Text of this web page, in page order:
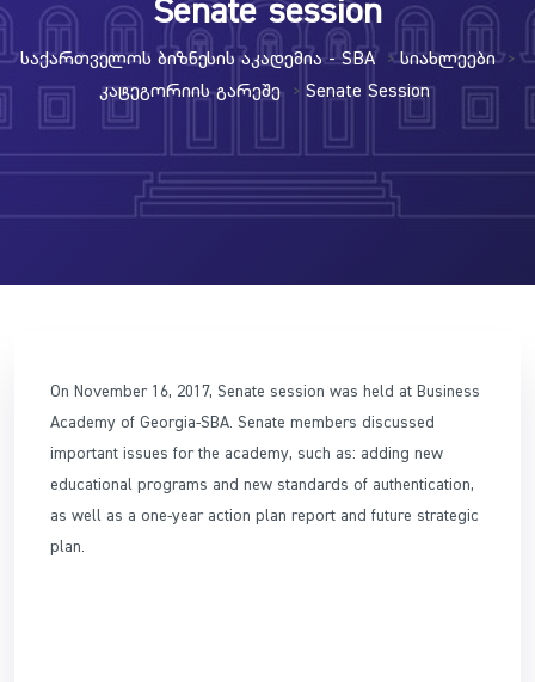
Senate session
Საქართველოს Ბიზნესის Აკადემია - SBA >Სიახლეები >
Კატეგორიის Გარეშე > Senate Session
On November 16, 2017, Senate session was held at Business
Academy of Georgia-SBA. Senate members discussed
important issues for the academy, such as: adding new
educational programs and new standards of authentication,
as well as a one-year action plan report and future strategic
plan.